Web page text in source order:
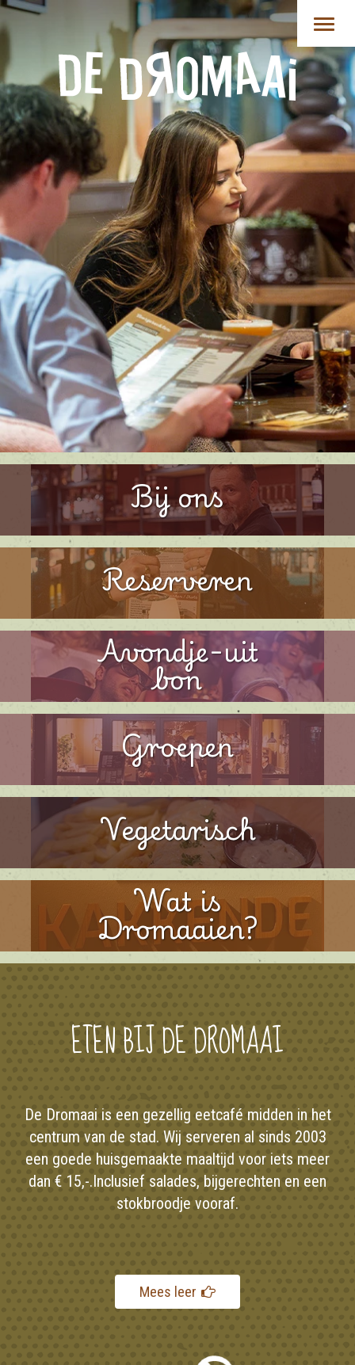
Bij ons
Reserveren
Avondje-uit
bon
Groepen
Vegetarisch
Wat is
Dromaaien?
ETEN BIJ DE DROMAAI
De Dromaai is een gezellig eetcafé midden in het
centrum van de stad. Wij serveren al sinds 2003
een goede huisgemaakte maaltijd voor iets meer
dan € 15,-.Inclusief salades, bijgerechten en een
stokbroodje vooraf.
Mees leer